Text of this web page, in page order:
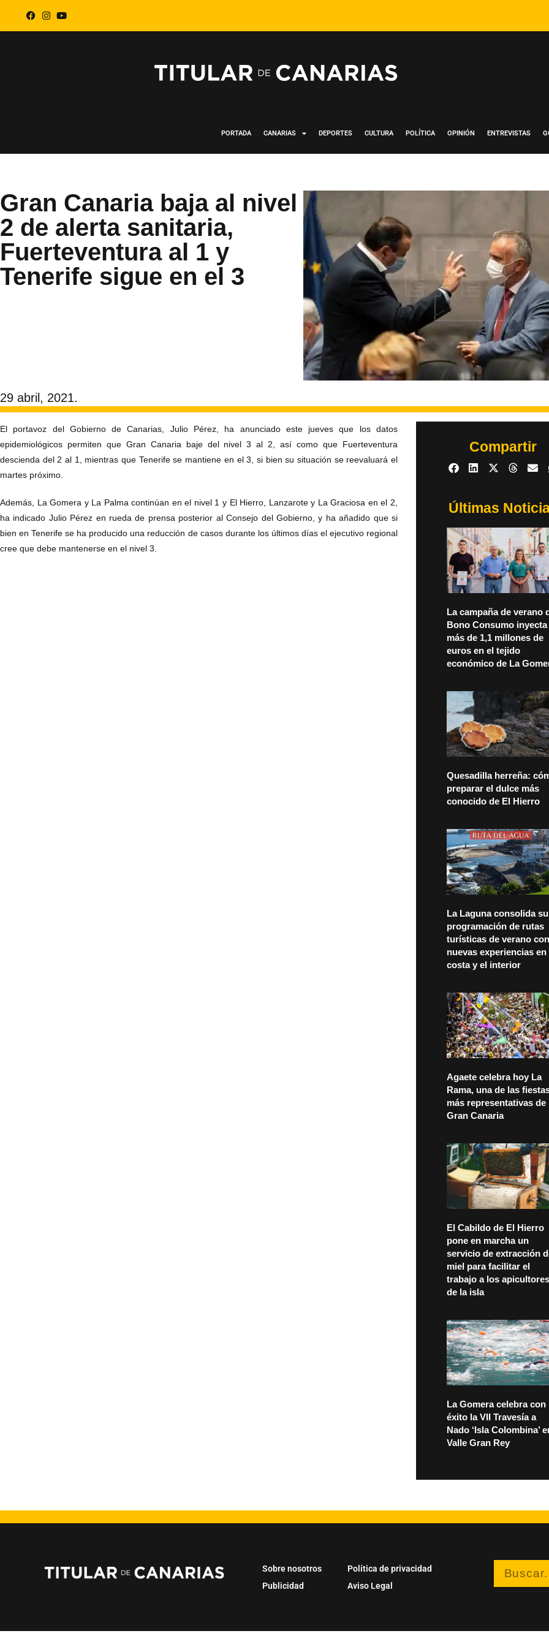
PORTADA CANARIAS DEPORTES CULTURA POLÍTICA OPINIÓN ENTREVISTAS
Gran Canaria baja al nivel
2 de alerta sanitaria,
Fuerteventura al 1 y
Tenerife sigue en el 3
29 abril, 2021.
El portavoz del Gobierno de Canarias, Julio Pérez, ha anunciado este jueves que los datos
epidemiológicos permiten que Gran Canaria baje del nivel 3 al 2, así como que Fuerteventura
descienda del 2 al 1, mientras que Tenerife se mantiene en el 3, si bien su situación se reevaluará el
martes próximo.
Además, La Gomera y La Palma continúan en el nivel 1 y El Hierro, Lanzarote y La Graciosa en el 2,
ha indicado Julio Pérez en rueda de prensa posterior al Consejo del Gobierno, y ha añadido que si
bien en Tenerife se ha producido una reducción de casos durante los últimos días el ejecutivo regional
cree que debe mantenerse en el nivel 3.
Compartir
Últimas
La campaña de verano
Bono Consumo inyecta
más de 1,1 millones de
euros en el tejido
económico de La
Quesadilla herreña:
preparar el dulce más
conocido de El Hierro
La Laguna consolida su
programación de rutas
turísticas de verano con
nuevas experiencias en
costa y el interior
Agaete celebra hoy La
Rama, una de las
más representativas de
Gran Canaria
El Cabildo de El Hierro
pone en marcha un
servicio de extracción
miel para facilitar el
trabajo a los apicultores
de la isla
La Gomera celebra con
éxito la VII Travesía a
Nado ‘Isla Colombina’
Valle Gran Rey
Sobre nosotros
Publicidad
Política de privacidad
Aviso Legal